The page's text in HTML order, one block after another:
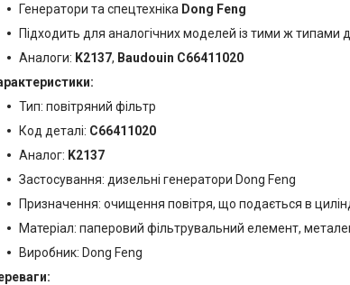
Генератори та спецтехніка Dong Feng
Підходить для аналогічних моделей із тими ж типами
Аналоги: K2137, Baudouin C66411020
Тип: повітряний фільтр
Код деталі: C66411020
Аналог: K2137
Застосування: дизельні генератори Dong Feng
Призначення: очищення повітря, що подається в
Матеріал: паперовий фільтрувальний елемент,
Виробник: Dong Feng